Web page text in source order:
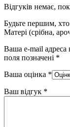
Відгуків немає,
Будьте першим, хто
Матері (срібна,
Ваша e-mail
поля позначені *
Ваша оцінка *
Ваш відгук *